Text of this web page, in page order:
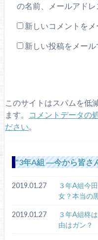
の名前、メールアドレ
新しいコメントを
新しい投稿をメール
このサイトはスパムを低
ます。
コメントデータの
ださい
3年A組 ―今から皆さ
2019.01.27
３年A組今
女？本当の
2019.01.27
３年A組柊
由はガン？